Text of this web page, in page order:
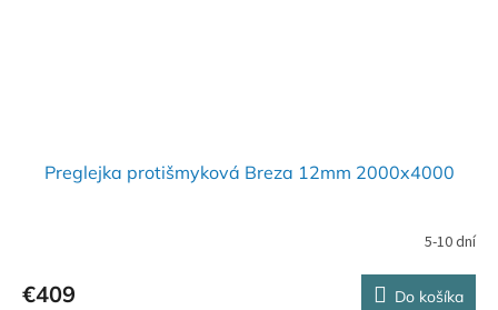
Preglejka protišmyková Breza 12mm 2000x4000
5-10 dní
€409 Do košíka